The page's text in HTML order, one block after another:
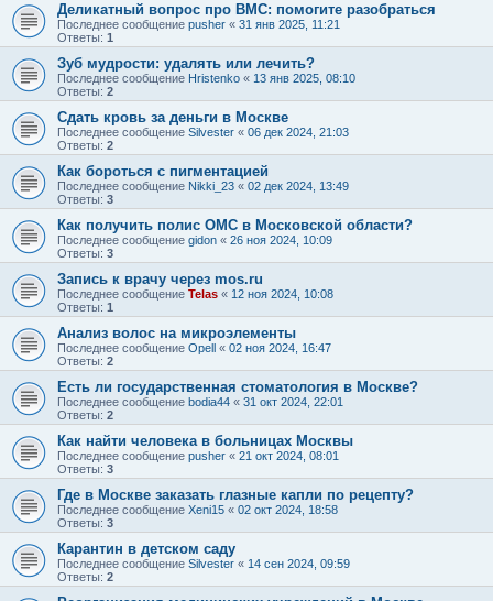
Деликатный вопрос про ВМС: помогите разобраться
Последнее сообщение pusher « 31 янв 2025, 11:21
Ответы: 1
Зуб мудрости: удалять или лечить?
Последнее сообщение Hristenko « 13 янв 2025, 08:10
Ответы: 2
Сдать кровь за деньги в Москве
Последнее сообщение Silvester « 06 дек 2024, 21:03
Ответы: 2
Как бороться с пигментацией
Последнее сообщение Nikki_23 « 02 дек 2024, 13:49
Ответы: 3
Как получить полис ОМС в Московской области?
Последнее сообщение gidon « 26 ноя 2024, 10:09
Ответы: 3
Запись к врачу через mos.ru
Последнее сообщение Telas « 12 ноя 2024, 10:08
Ответы: 1
Анализ волос на микроэлементы
Последнее сообщение Opell « 02 ноя 2024, 16:47
Ответы: 2
Есть ли государственная стоматология в Москве?
Последнее сообщение bodia44 « 31 окт 2024, 22:01
Ответы: 2
Как найти человека в больницах Москвы
Последнее сообщение pusher « 21 окт 2024, 08:01
Ответы: 3
Где в Москве заказать глазные капли по рецепту?
Последнее сообщение Xeni15 « 02 окт 2024, 18:58
Ответы: 3
Карантин в детском саду
Последнее сообщение Silvester « 14 сен 2024, 09:59
Ответы: 2